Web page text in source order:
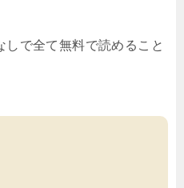
で全て無料で読めること